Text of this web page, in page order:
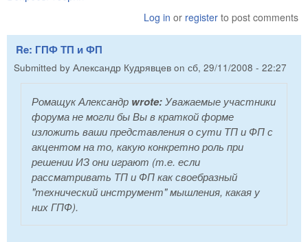
Log in or register to post comments
Re: ГПФ ТП и ФП
Submitted by Александр Кудрявцев on сб, 29/11/2008 - 22:27
Ромащук Александр wrote:Уважаемые участники
форума не могли бы Вы в краткой форме
изложить ваши представления о сути ТП и ФП с
акцентом на то, какую конкретно роль при
решении ИЗ они играют (т.е. если
рассматривать ТП и ФП как своебразный
"технический инструмент" мышления, какая у
них ГПФ).